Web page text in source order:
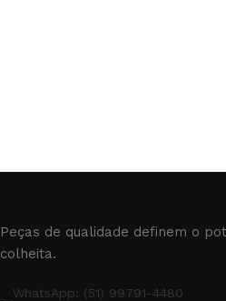
Peças de qualidade definem o
colheita.
WhatsApp: (51) 99791-4480